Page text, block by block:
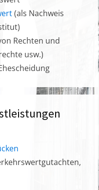
(als Nachweis
Rechten und
usw.)